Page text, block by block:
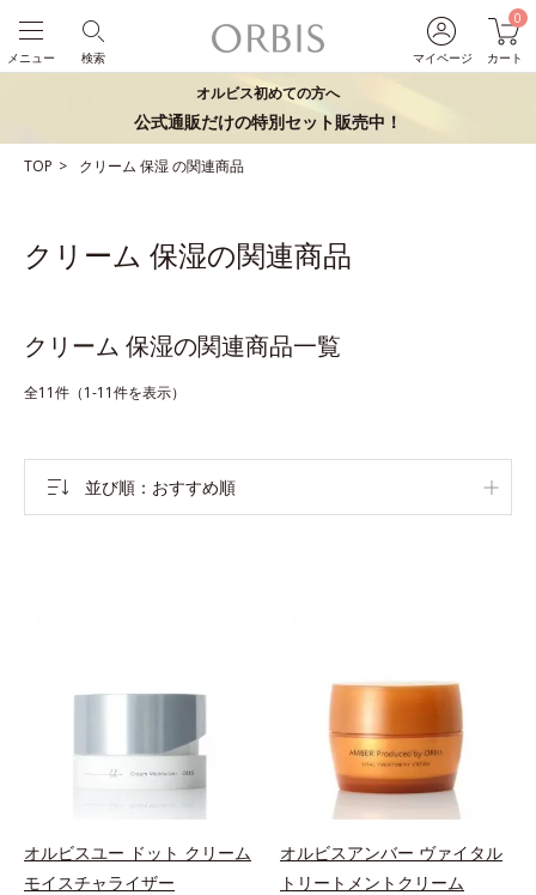
マイページ
0
カート
検索
メニュー
オルビス初めての方へ
公式通販だけの特別セット販売中！
TOP クリーム 保湿の関連商品
クリーム 保湿の関連商品
クリーム 保湿の関連商品一覧
全11件（1-11件を表示）
並び順 おすすめ順
オルビスユー ドット クリーム
モイスチャライザー
オルビスアンバー ヴァイタル
トリートメントクリーム